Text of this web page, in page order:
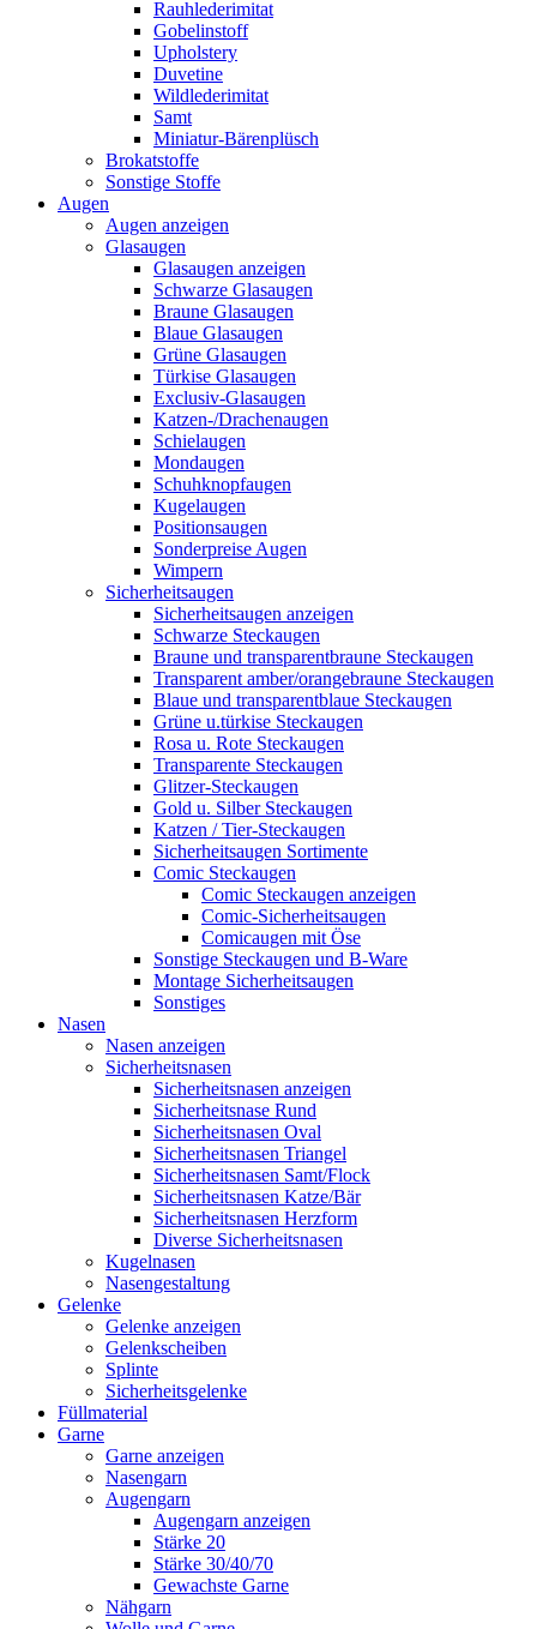
Rauhlederimitat
Gobelinstoff
Upholstery
Duvetine
Wildlederimitat
Samt
Miniatur-Bärenplüsch
Brokatstoffe
Sonstige Stoffe
Augen
Augen anzeigen
Glasaugen
Glasaugen anzeigen
Schwarze Glasaugen
Braune Glasaugen
Blaue Glasaugen
Grüne Glasaugen
Türkise Glasaugen
Exclusiv-Glasaugen
Katzen-/Drachenaugen
Schielaugen
Mondaugen
Schuhknopfaugen
Kugelaugen
Positionsaugen
Sonderpreise Augen
Wimpern
Sicherheitsaugen
Sicherheitsaugen anzeigen
Schwarze Steckaugen
Braune und transparentbraune Steckaugen
Transparent amber/orangebraune Steckaugen
Blaue und transparentblaue Steckaugen
Grüne u.türkise Steckaugen
Rosa u. Rote Steckaugen
Transparente Steckaugen
Glitzer-Steckaugen
Gold u. Silber Steckaugen
Katzen / Tier-Steckaugen
Sicherheitsaugen Sortimente
Comic Steckaugen
Comic Steckaugen anzeigen
Comic-Sicherheitsaugen
Comicaugen mit Öse
Sonstige Steckaugen und B-Ware
Montage Sicherheitsaugen
Sonstiges
Nasen
Nasen anzeigen
Sicherheitsnasen
Sicherheitsnasen anzeigen
Sicherheitsnase Rund
Sicherheitsnasen Oval
Sicherheitsnasen Triangel
Sicherheitsnasen Samt/Flock
Sicherheitsnasen Katze/Bär
Sicherheitsnasen Herzform
Diverse Sicherheitsnasen
Kugelnasen
Nasengestaltung
Gelenke
Gelenke anzeigen
Gelenkscheiben
Splinte
Sicherheitsgelenke
Füllmaterial
Garne
Garne anzeigen
Nasengarn
Augengarn
Augengarn anzeigen
Stärke 20
Stärke 30/40/70
Gewachste Garne
Nähgarn